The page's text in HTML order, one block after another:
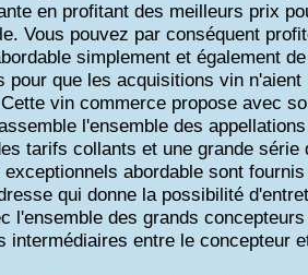
en profitant des meilleurs prix
Vous pouvez par conséquent
simplement et également
pour que les acquisitions vin n'aient
vin commerce propose avec
l'ensemble des
tarifs collants et une grande série
abordable sont
qui donne la possibilité
l'ensemble des grands
intermédiaires entre le concepteur